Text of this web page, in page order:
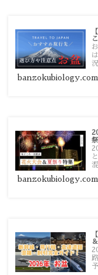
す
banzokubiology.com
banzokubiology.com